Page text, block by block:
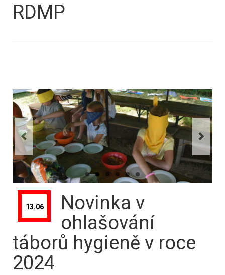
Akce a projekty
Kontakt
RDMP
13.06
Novinka v
ohlašování
táborů hygieně v roce
2024